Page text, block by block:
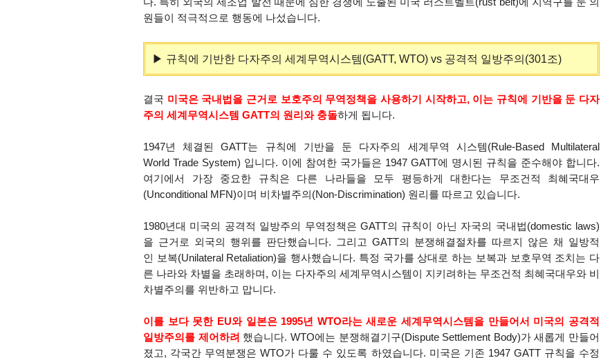
다. 특히 외국의 제조업 발전 때문에 심한 경쟁에 노출된 미국 러스트벨트(rust belt)에 지역구를 둔 의
원들이 적극적으로 행동에 나섰습니다.
▶ 규칙에 기반한 다자주의 세계무역시스템(GATT, WTO) vs 공격적 일방주의(301조)
결국 미국은 국내법을 근거로 보호주의 무역정책을 사용하기 시작하고, 이는 규칙에 기반을 둔 다자
주의 세계무역시스템 GATT의 원리와 충돌하게 됩니다.
1947년 체결된 GATT는 규칙에 기반을 둔 다자주의 세계무역 시스템(Rule-Based Multilateral
World Trade System) 입니다. 이에 참여한 국가들은 1947 GATT에 명시된 규칙을 준수해야 합니다.
여기에서 가장 중요한 규칙은 다른 나라들을 모두 평등하게 대한다는 무조건적 최혜국대우
(Unconditional MFN)이며 비차별주의(Non-Discrimination) 원리를 따르고 있습니다.
1980년대 미국의 공격적 일방주의 무역정책은 GATT의 규칙이 아닌 자국의 국내법(domestic laws)
을 근거로 외국의 행위를 판단했습니다. 그리고 GATT의 분쟁해결절차를 따르지 않은 채 일방적
인 보복(Unilateral Retaliation)을 행사했습니다. 특정 국가를 상대로 하는 보복과 보호무역 조치는 다
른 나라와 차별을 초래하며, 이는 다자주의 세계무역시스템이 지키려하는 무조건적 최혜국대우와 비
차별주의를 위반하고 맙니다.
이를 보다 못한 EU와 일본은 1995년 WTO라는 새로운 세계무역시스템을 만들어서 미국의 공격적
일방주의를 제어하려 했습니다. WTO에는 분쟁해결기구(Dispute Settlement Body)가 새롭게 만들어
졌고, 각국간 무역분쟁은 WTO가 다룰 수 있도록 하였습니다. 미국은 기존 1947 GATT 규칙을 수정